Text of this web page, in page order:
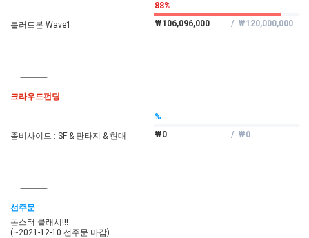
블러드본 Wave1
88%
₩106,096,000
/ ₩120,000,000
크라우드펀딩
좀비사이드 : SF & 판타지 & 현대
%
₩0
/ ₩0
선주문
몬스터 클래시!!!
(~2021-12-10 선주문 마감)